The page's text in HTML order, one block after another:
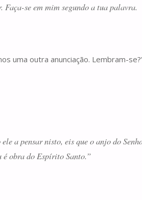
Faça-se em mim segundo a tua palavra.
uma outra anunciação. Lembram-
a pensar nisto, eis que o anjo do
é obra do Espírito Santo.”